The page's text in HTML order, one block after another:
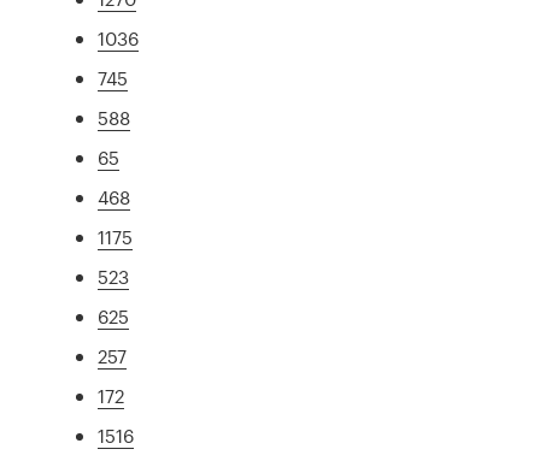
1036
745
588
65
468
1175
523
625
257
172
1516